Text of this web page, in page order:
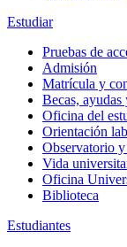
Estudiar
Pruebas de
Admisión
Matrícula y
Becas, ayudas
Oficina del
Orientación
Observatorio
Vida
Oficina
Biblioteca
Estudiantes